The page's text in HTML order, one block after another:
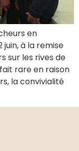
en
juin, à la remise
sur les rives de
rare en raison
la convivialité